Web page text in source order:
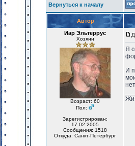
Вернуться к началу
Автор
Иар Эльтеррус
Хозяин
Возраст: 60
Пол:
Зарегистрирован:
17.02.2005
Сообщения: 1518
Откуда: Санкт-Петербург
Я
И